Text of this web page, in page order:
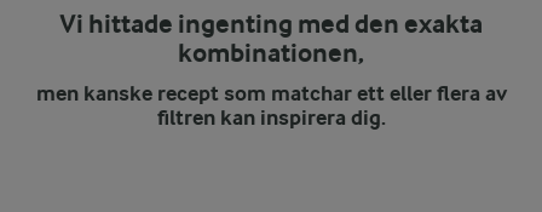
Vi hittade ingenting med den exakta
kombinationen,
men kanske recept som matchar ett eller flera av
filtren kan inspirera dig.